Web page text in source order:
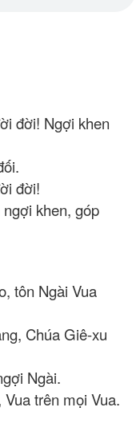
đời! Ngợi khen
đời!
khen, góp
tôn Ngài Vua
Chúa Giê-xu
Ngài.
trên mọi Vua.